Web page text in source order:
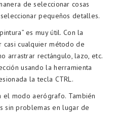
de seleccionar cosas
pequeños detalles.
es muy útil. Con la
casi cualquier método de
arrastrar rectángulo, lazo, etc.
usando la herramienta
la tecla CTRL.
el modo aerógrafo. También
sin problemas en lugar de